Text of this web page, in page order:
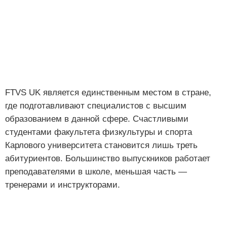
FTVS UK является единственным местом в стране,
где подготавливают специалистов с высшим
образованием в данной сфере. Счастливыми
студентами факультета физкультуры и спорта
Карлового университета становится лишь треть
абитуриентов. Большинство выпускников работает
преподавателями в школе, меньшая часть —
тренерами и инструкторами.